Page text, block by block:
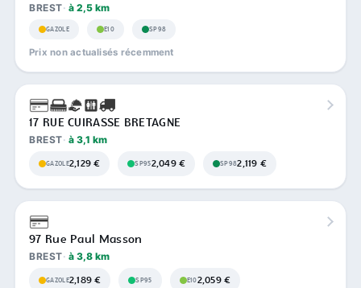
BREST à 2,5 km
GAZOLE E10 SP98
Prix non actualisés récemment
17 RUE CUIRASSE BRETAGNE
BREST à 3,1 km
GAZOLE2,129 € SP952,049 € SP982,119 €
97 Rue Paul Masson
BREST à 3,8 km
GAZOLE2,189 € SP95 E102,059 €